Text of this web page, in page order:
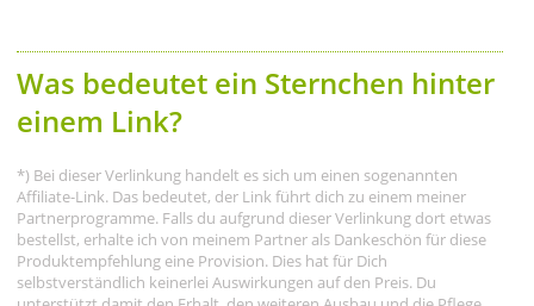
Was bedeutet ein Sternchen hinter
einem Link?
*) Bei dieser Verlinkung handelt es sich um einen sogenannten
Affiliate-Link. Das bedeutet, der Link führt dich zu einem meiner
Partnerprogramme. Falls du aufgrund dieser Verlinkung dort etwas
bestellst, erhalte ich von meinem Partner als Dankeschön für diese
Produktempfehlung eine Provision. Dies hat für Dich
selbstverständlich keinerlei Auswirkungen auf den Preis. Du